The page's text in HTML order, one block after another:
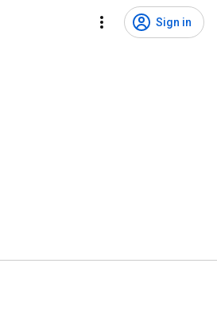
Sign in